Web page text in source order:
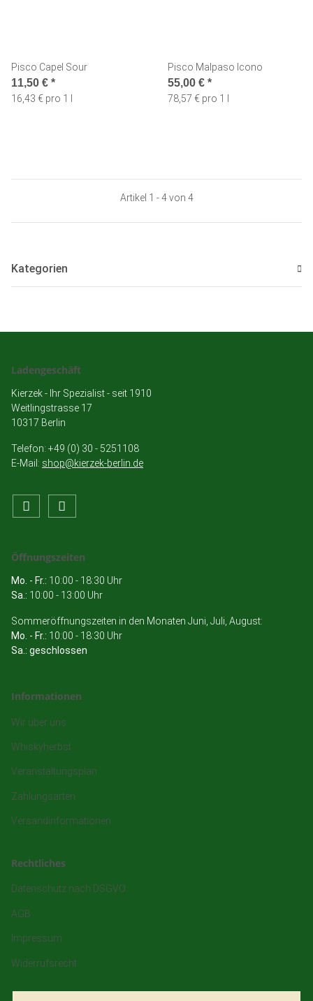
Pisco Capel Sour
11,50 € *
16,43 € pro 1 l
Pisco Malpaso Icono
55,00 € *
78,57 € pro 1 l
Artikel 1 - 4 von 4
Kategorien
Ladengeschäft
Kierzek - Ihr Spezialist - seit 1910
Weitlingstrasse 17
10317 Berlin
Telefon: +49 (0) 30 - 5251108
E-Mail: shop@kierzek-berlin.de
Öffnungszeiten
Mo. - Fr.: 10:00 - 18:30 Uhr
Sa.: 10:00 - 13:00 Uhr
Sommeröffnungszeiten in den Monaten Juni, Juli, August:
Mo. - Fr.: 10:00 - 18:30 Uhr
Sa.: geschlossen
Informationen
Wir über uns
Whiskyherbst
Veranstaltungsplan
Zahlungsarten
Versandinformationen
Rechtliches
Datenschutz nach DSGVO
AGB
Impressum
Widerrufsrecht